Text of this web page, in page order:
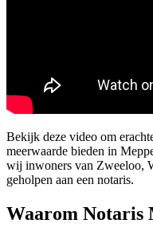
Bekijk deze video om
meerwaarde bieden in
wij inwoners van Zweeloo,
geholpen aan een notaris.
Waarom Notaris